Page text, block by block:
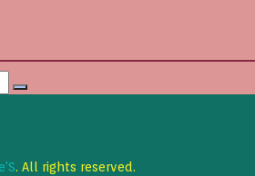
. All rights reserved.